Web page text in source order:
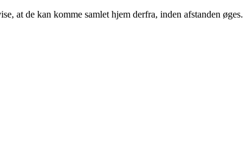
at de kan komme samlet hjem derfra, inden afstanden øges.